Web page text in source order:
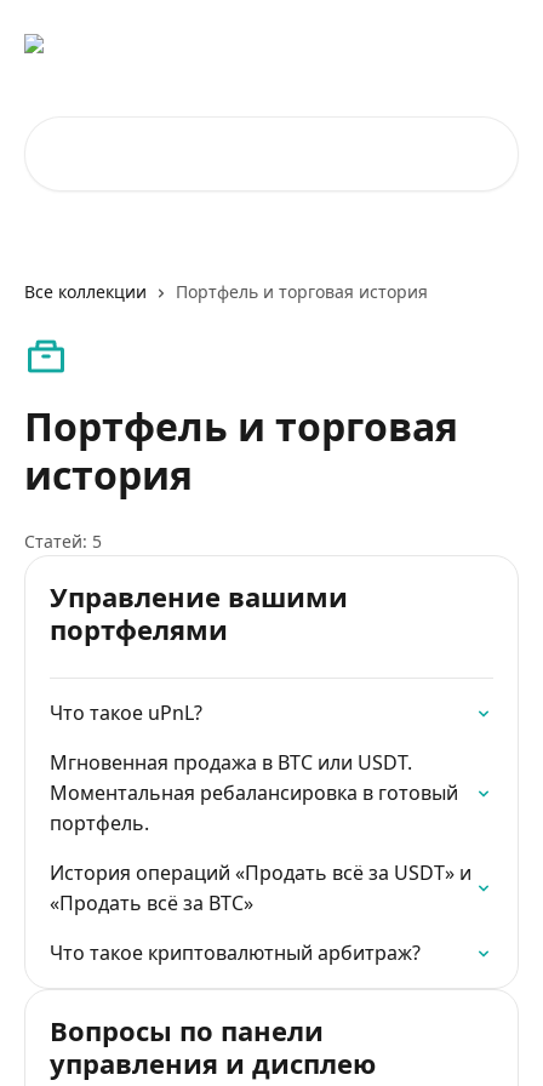
Все коллекции Портфель и торговая история
Портфель и торговая
история
Статей: 5
Управление вашими
портфелями
Что такое uPnL?
Мгновенная продажа в BTC или USDT.
Моментальная ребалансировка в готовый
портфель.
История операций «Продать всё за USDT» и
«Продать всё за BTC»
Что такое криптовалютный арбитраж?
Вопросы по панели
управления и дисплею